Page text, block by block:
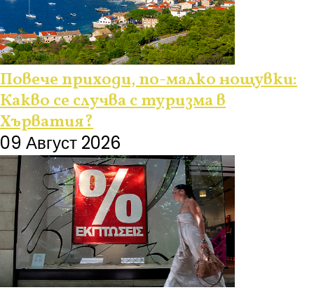
Повече приходи, по-малко нощувки:
Какво се случва с туризма в
Хърватия?
09 Август 2026